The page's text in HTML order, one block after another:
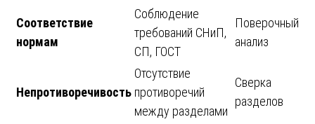
Соответствие
нормам
Соблюдение
требований СНиП,
СП, ГОСТ
Поверочный
анализ
Непротиворечивость
Отсутствие
противоречий
между разделами
Сверка
разделов